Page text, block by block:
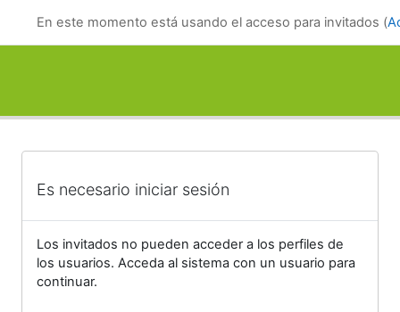
En este momento está usando el acceso para invitados (
Es necesario iniciar sesión
Los invitados no pueden acceder a los perfiles de
los usuarios. Acceda al sistema con un usuario para
continuar.